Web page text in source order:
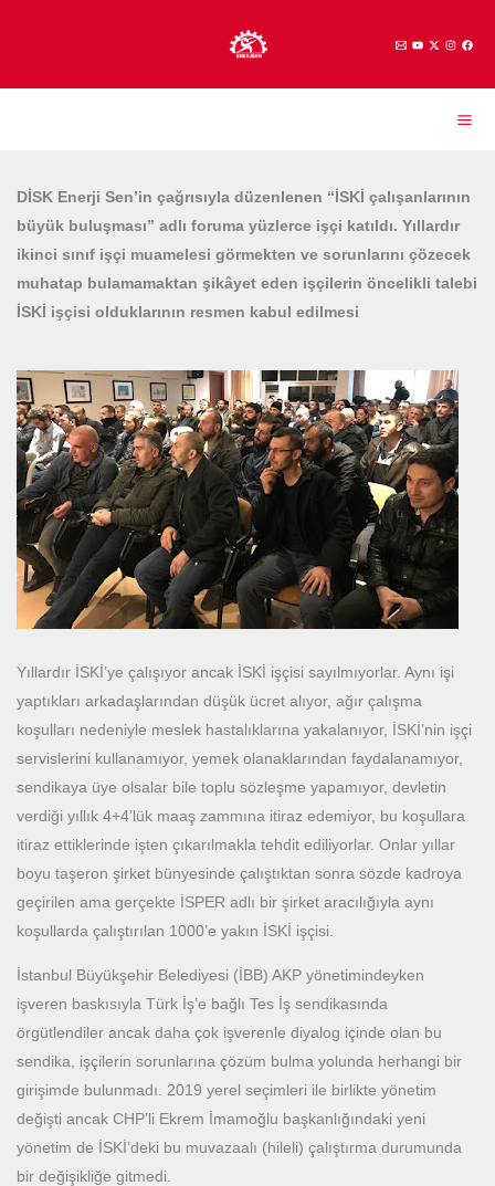
DİSK Enerji Sen’in çağrısıyla düzenlenen “İSKİ çalışanlarının
büyük buluşması” adlı foruma yüzlerce işçi katıldı. Yıllardır
ikinci sınıf işçi muamelesi görmekten ve sorunlarını çözecek
muhatap bulamamaktan şikâyet eden işçilerin öncelikli talebi
İSKİ işçisi olduklarının resmen kabul edilmesi
Yıllardır İSKİ’ye çalışıyor ancak İSKİ işçisi sayılmıyorlar. Aynı işi
yaptıkları arkadaşlarından düşük ücret alıyor, ağır çalışma
koşulları nedeniyle meslek hastalıklarına yakalanıyor, İSKİ’nin işçi
servislerini kullanamıyor, yemek olanaklarından faydalanamıyor,
sendikaya üye olsalar bile toplu sözleşme yapamıyor, devletin
verdiği yıllık 4+4’lük maaş zammına itiraz edemiyor, bu koşullara
itiraz ettiklerinde işten çıkarılmakla tehdit ediliyorlar. Onlar yıllar
boyu taşeron şirket bünyesinde çalıştıktan sonra sözde kadroya
geçirilen ama gerçekte İSPER adlı bir şirket aracılığıyla aynı
koşullarda çalıştırılan 1000’e yakın İSKİ işçisi.
İstanbul Büyükşehir Belediyesi (İBB) AKP yönetimindeyken
işveren baskısıyla Türk İş’e bağlı Tes İş sendikasında
örgütlendiler ancak daha çok işverenle diyalog içinde olan bu
sendika, işçilerin sorunlarına çözüm bulma yolunda herhangi bir
girişimde bulunmadı. 2019 yerel seçimleri ile birlikte yönetim
değişti ancak CHP’li Ekrem İmamoğlu başkanlığındaki yeni
yönetim de İSKİ’deki bu muvazaalı (hileli) çalıştırma durumunda
bir değişikliğe gitmedi.